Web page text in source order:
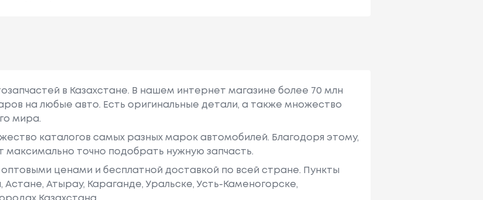
в Казахстане. В нашем интернет магазине более 70 млн
на любые авто. Есть оригинальные детали, а также множество
мира.
каталогов самых разных марок автомобилей. Благодоря этому,
максимально точно подобрать нужную запчасть.
ценами и бесплатной доставкой по всей стране. Пункты
Астане, Атырау, Караганде, Уральске, Усть-Каменогорске,